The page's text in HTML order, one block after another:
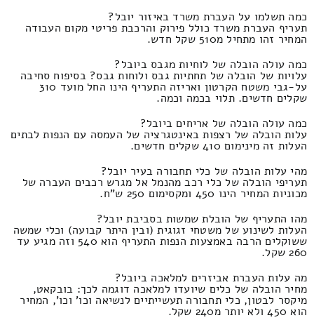
כמה תשלמו על העברת משרד באיזור יובל?
תעריף העברת משרד כולל פירוק והרכבת פריטי מקום העבודה
המחיר זהו מתחיל מ510 שקל חדש.
כמה עולה הובלה של לוחיות מגבס ביובל?
עלויות של הובלה של תחתיות גבס ולוחות גבס? בסיפוח סחיבה
על-גבי משטח הקרטון ואריזה התעריף הינו החל מועד 310
שקלים חדשים. תלוי בכמה וכמה.
כמה עולה הובלה של אריחים ביובל?
עלות הובלה של רצפות באינטגרציה של העמסה עם הנפות לבתים
העלות זה מינימום 410 שקלים חדשים.
מהי עלות הובלה של כלי תחבורה בעיר יובל?
תעריפי הובלה של כלי רכב מהנמל אל מגרש רכבים העברה של
מכוניות המחיר הינו 450 ומקסימום 250 ש"ח.
מהו התעריף של הובלת שמשות בסביבת יובל?
העלות לשינוע של משטחי זגוגית (ובין היתר קבועה) וכלי שמשה
ששוקלים הרבה באמצעות הנפות התעריף הוא 540 וזה מגיע עד
260 שקל.
מה עלות העברת אביזרים למלאכה ביובל?
מחיר הובלה של כלים שיועדו למלאכה דוגמה לכך: בובקאט,
מיקסר לבטון, כלי תחבורה תעשייתיים לנשיאה וכו' וכו', המחיר
הוא 450 ולא יותר מ240 שקל.